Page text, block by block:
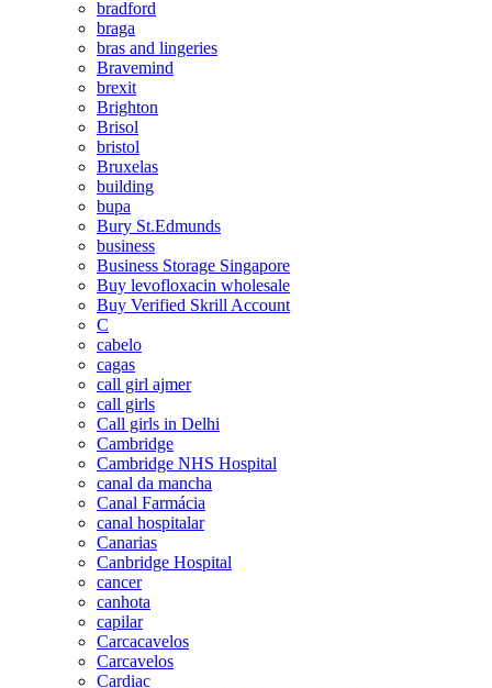
bradford
braga
bras and lingeries
Bravemind
brexit
Brighton
Brisol
bristol
Bruxelas
building
bupa
Bury St.Edmunds
business
Business Storage Singapore
Buy levofloxacin wholesale
Buy Verified Skrill Account
C
cabelo
cagas
call girl ajmer
call girls
Call girls in Delhi
Cambridge
Cambridge NHS Hospital
canal da mancha
Canal Farmácia
canal hospitalar
Canarias
Canbridge Hospital
cancer
canhota
capilar
Carcacavelos
Carcavelos
Cardiac